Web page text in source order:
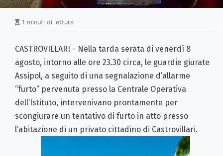
1 minuti di lettura
CASTROVILLARI - Nella tarda serata di venerdì 8
agosto, intorno alle ore 23.30 circa, le guardie giurate
Assipol, a seguito di una segnalazione d’allarme
“furto” pervenuta presso la Centrale Operativa
dell’Istituto, intervenivano prontamente per
scongiurare un tentativo di furto in atto presso
l’abitazione di un privato cittadino di Castrovillari.